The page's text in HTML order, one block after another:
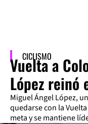
CICLISMO
Vuelta a
López reinó
Miguel Ángel López,
quedarse con la
meta y se mantiene